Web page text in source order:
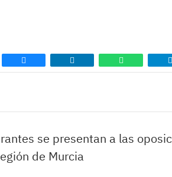
se presentan a las
de Murcia